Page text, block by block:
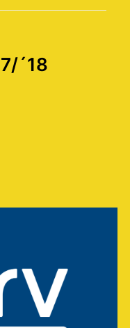
´18